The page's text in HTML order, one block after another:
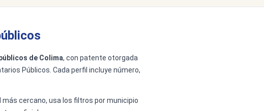
de Colima, con patente otorgada
Públicos. Cada perfil incluye número,
cercano, usa los filtros por municipio